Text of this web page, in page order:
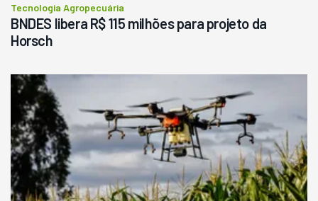
Tecnologia Agropecuária
BNDES libera R$ 115 milhões para projeto da
Horsch